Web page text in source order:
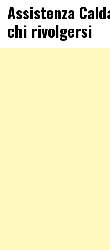
Assistenza
chi rivolgersi